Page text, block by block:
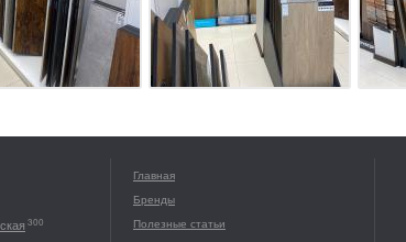
300
Главная
Бренды
Полезные статьи